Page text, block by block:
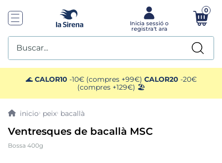
0
Buscar...
🌊 CALOR10 -10€ (compres +99€) CALOR20 -20€
(compres +129€) 🏖️
peix bacallà
Ventresques de bacallà MSC
Bossa 400g
TOP SEARCHES
1. mariscos
3. ensaladilla